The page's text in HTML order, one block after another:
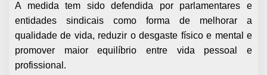
A medida tem sido defendida por parlamentares e
entidades sindicais como forma de melhorar a
qualidade de vida, reduzir o desgaste físico e mental e
promover maior equilíbrio entre vida pessoal e
profissional.